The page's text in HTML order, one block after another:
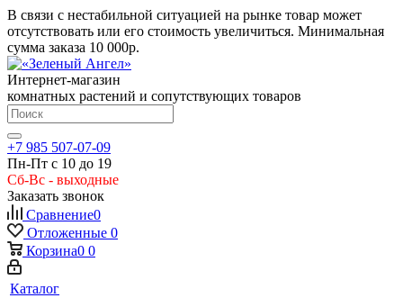
В связи с нестабильной ситуацией на рынке товар может
отсутствовать или его стоимость увеличиться. Минимальная
сумма заказа 10 000р.
Интернет-магазин
комнатных растений и сопутствующих товаров
+7 985 507-07-09
Пн-Пт с 10 до 19
Сб-Вс - выходные
Заказать звонок
Сравнение0
Отложенные 0
Корзина0 0
Каталог